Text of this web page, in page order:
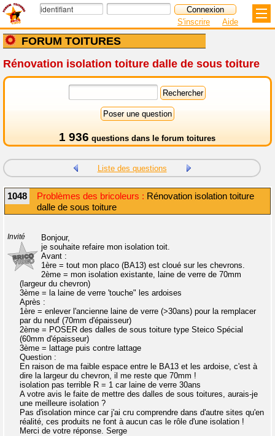
FORUM TOITURES
S'inscrire Aide
Rénovation isolation toiture dalle de sous toiture
1 936 questions dans le forum toitures
Liste des questions
1048 Problèmes des bricoleurs : Rénovation isolation toiture
dalle de sous toiture
Invité
Bonjour,
je souhaite refaire mon isolation toit.
Avant :
1ère = tout mon placo (BA13) est cloué sur les chevrons.
2ème = mon isolation existante, laine de verre de 70mm
(largeur du chevron)
3ème = la laine de verre 'touche" les ardoises
Après :
1ère = enlever l'ancienne laine de verre (>30ans) pour la remplacer
par du neuf (70mm d'épaisseur)
2ème = POSER des dalles de sous toiture type Steico Spécial
(60mm d'épaisseur)
3ème = lattage puis contre lattage
Question :
En raison de ma faible espace entre le BA13 et les ardoise, c'est à
dire la largeur du chevron, il me reste que 70mm !
isolation pas terrible R = 1 car laine de verre 30ans
A votre avis le faite de mettre des dalles de sous toitures, aurais-je
une meilleure isolation ?
Pas d'isolation mince car j'ai cru comprendre dans d'autre sites qu'en
réalité, ces produits ne font à aucun cas le rôle d'une isolation !
Merci de votre réponse. Serge